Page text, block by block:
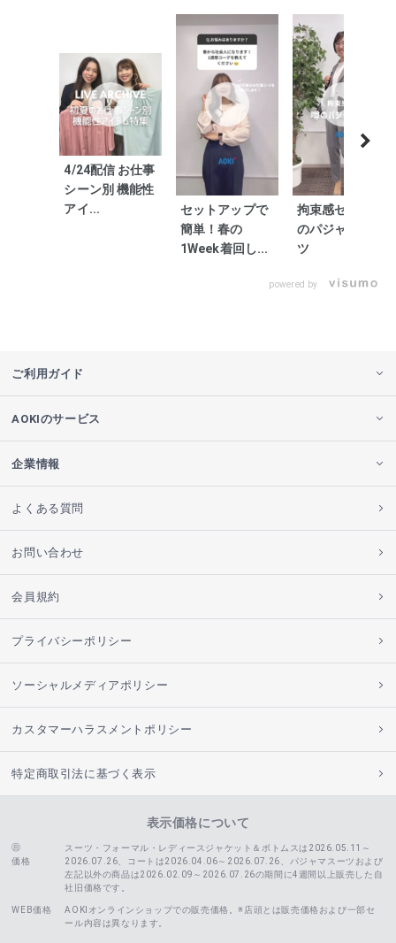
4/24配信 お仕事
シーン別 機能性
アイ...
セットアップで
簡単！春の
1Week着回し...
拘束感ゼロ！噂
のパジャマスー
ツ
powered by
ご利用ガイド
AOKIのサービス
企業情報
よくある質問
お問い合わせ
会員規約
プライバシーポリシー
ソーシャルメディアポリシー
カスタマーハラスメントポリシー
特定商取引法に基づく表示
表示価格について
価格
スーツ・フォーマル・レディースジャケット＆ボトムスは2026.05.11～
2026.07.26、コートは2026.04.06～2026.07.26、
パジャマスーツおよび
左記以外の商品は2026.02.09～2026.07.26の期間に4週間以上販売した自
社旧価格です。
WEB価格
AOKIオンラインショップでの販売価格。※店頭とは販売価格および一部セ
ール内容は異なります。